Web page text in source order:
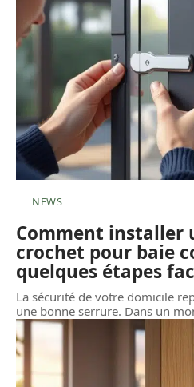
NEWS
Comment installer
crochet pour baie
quelques étapes
La sécurité de votre domicile
une bonne serrure. Dans un